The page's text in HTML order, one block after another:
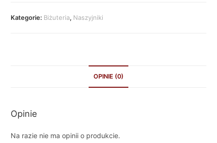
Kategorie: Biżuteria, Naszyjniki
OPINIE (0)
Opinie
Na razie nie ma opinii o produkcie.